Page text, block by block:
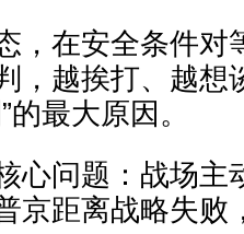
，在安全条件对
，越挨打、越想
最大原因。
心问题：战场主
京距离战略失败